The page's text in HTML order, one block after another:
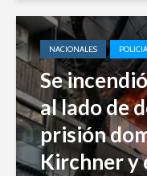
NACIONALES
Se
al lado de
prisión
Kirchner y